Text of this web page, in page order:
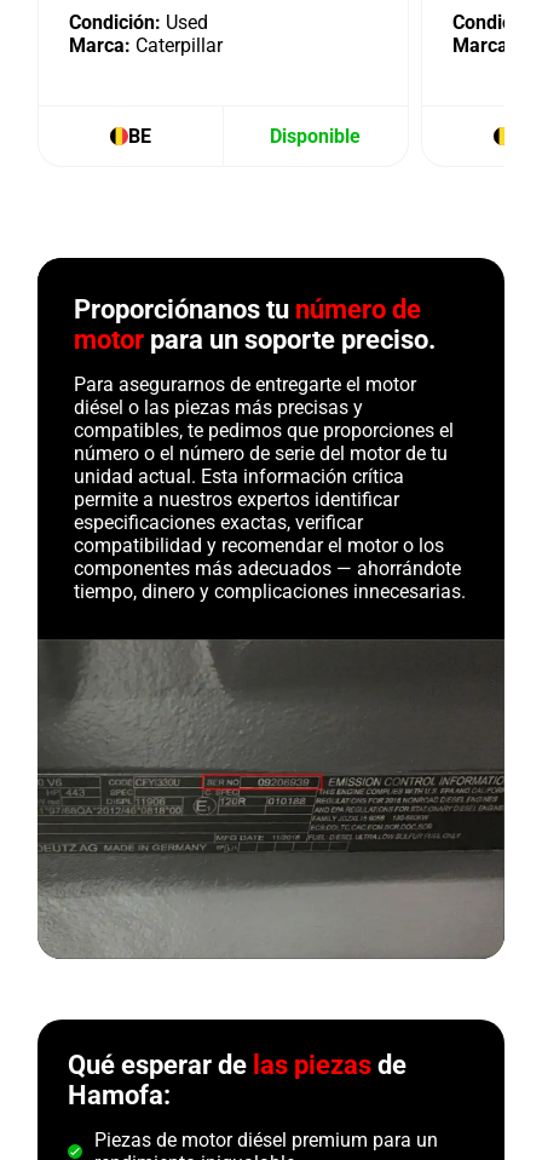
Condición: Used
Marca: Caterpillar
BE Disponible
Marca:
Proporciónanos tu número de
motor para un soporte preciso.
Para asegurarnos de entregarte el motor
diésel o las piezas más precisas y
compatibles, te pedimos que proporciones el
número o el número de serie del motor de tu
unidad actual. Esta información crítica
permite a nuestros expertos identificar
especificaciones exactas, verificar
compatibilidad y recomendar el motor o los
componentes más adecuados — ahorrándote
tiempo, dinero y complicaciones innecesarias.
Qué esperar de las piezasde
Hamofa:
Piezas de motor diésel premium para un